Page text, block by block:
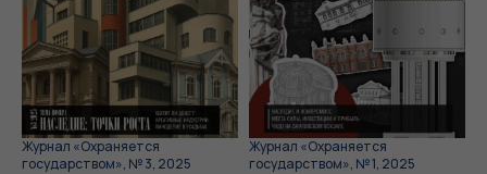
Журнал «Охраняется
государством», № 3, 2025
Журнал «Охраняется
государством», № 1, 2025